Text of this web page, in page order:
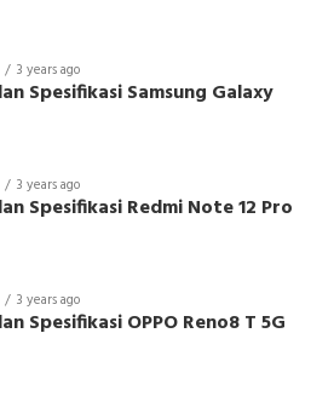
3 years ago
Spesifikasi Samsung Galaxy
3 years ago
Spesifikasi Redmi Note 12 Pro
3 years ago
Spesifikasi OPPO Reno8 T 5G